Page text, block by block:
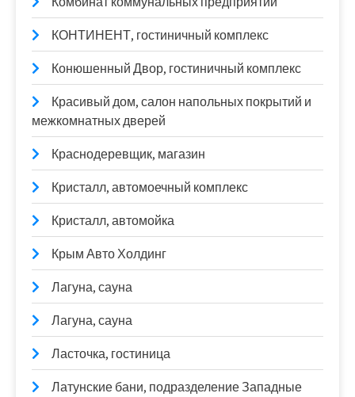
КОНТИНЕНТ, гостиничный комплекс
Конюшенный Двор, гостиничный комплекс
Красивый дом, салон напольных покрытий и
межкомнатных дверей
Краснодеревщик, магазин
Кристалл, автомоечный комплекс
Кристалл, автомойка
Крым Авто Холдинг
Лагуна, сауна
Лагуна, сауна
Ласточка, гостиница
Латунские бани, подразделение Западные